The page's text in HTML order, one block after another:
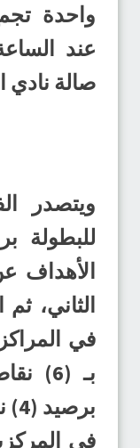
واحدة
صالة
ويتصدر
الأهداف
الثاني،
في
بـ (6)
في